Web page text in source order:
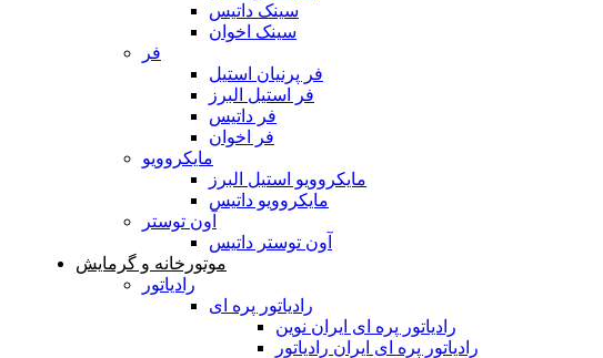
سینک داتیس
سینک اخوان
فر
فر پرنیان استیل
فر استیل البرز
فر داتیس
فر اخوان
مایکروویو
مایکروویو استیل البرز
مایکروویو داتیس
آون توستر
آون توستر داتیس
موتورخانه و گرمایش
رادیاتور
رادیاتور پره ای
رادیاتور پره ای ایران نوین
رادیاتور پره ای ایران رادیاتور